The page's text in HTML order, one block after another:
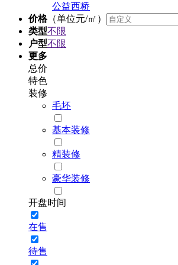
公益西桥
价格（单位元/㎡）
类型不限
户型不限
更多
总价
特色
装修
毛坯
基本装修
精装修
豪华装修
开盘时间
在售
待售